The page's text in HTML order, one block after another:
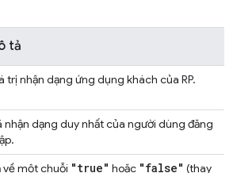
tả
trị nhận dạng ứng dụng khách của RP.
nhận dạng duy nhất của người dùng đăng
về một chuỗi "true" hoặc "false" (thay